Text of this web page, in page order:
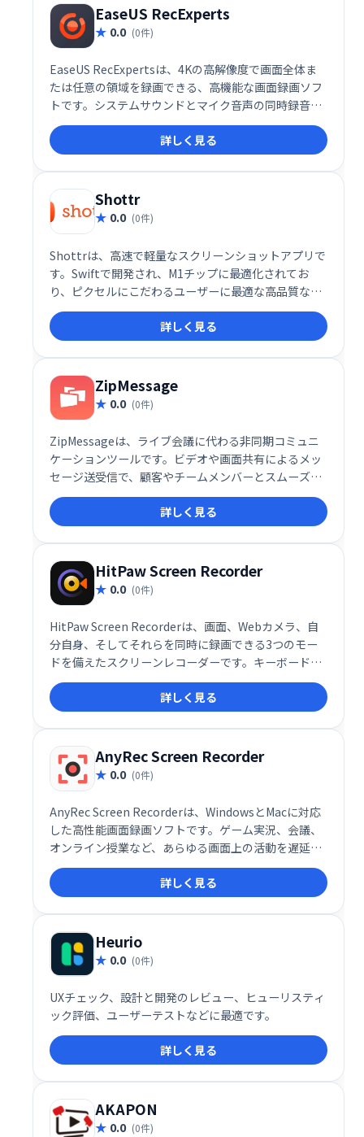
EaseUS RecExperts
0.0 (0件)
EaseUS RecExpertsは、4Kの高解像度で画面全体ま
たは任意の領域を録画できる、高機能な画面録画ソフ
トです。システムサウンドとマイク音声の同時録音、
ウェブカメラ映像の追加も可能です。直感的な操作
で、ゲーム実況やオンライン授業の録画、チュートリ
アルの作成など、様々な用途にご活用いただけます。
詳しく見る
Shottr
0.0 (0件)
Shottrは、高速で軽量なスクリーンショットアプリで
す。Swiftで開発され、M1チップに最適化されてお
り、ピクセルにこだわるユーザーに最適な高品質なス
クリーンショットを簡単に撮影できます。現在、完全
無料でご利用いただけます。
詳しく見る
ZipMessage
0.0 (0件)
ZipMessageは、ライブ会議に代わる非同期コミュニ
ケーションツールです。ビデオや画面共有によるメッ
セージ送受信で、顧客やチームメンバーとスムーズに
連携できます。パーソナライズされたリンクで非同期
会話を開始し、効率的なコミュニケーションを実現し
ます。
詳しく見る
HitPaw Screen Recorder
0.0 (0件)
HitPaw Screen Recorderは、画面、Webカメラ、自
分自身、そしてそれらを同時に録画できる3つのモー
ドを備えたスクリーンレコーダーです。キーボードと
マウス操作も同時にキャプチャ可能。ピップ(Picture-
in-Picture)の位置やサイズも自由に変更でき、モニタ
ーでプレビューしながら録画できます。
詳しく見る
AnyRec Screen Recorder
0.0 (0件)
AnyRec Screen Recorderは、WindowsとMacに対応
した高性能画面録画ソフトです。ゲーム実況、会議、
オンライン授業など、あらゆる画面上の活動を遅延な
く高画質で記録できます。リアルタイム描画やスケジ
ュール録画、マウス操作記録など、豊富な機能で、ス
ムーズな録画体験を提供します。
詳しく見る
Heurio
0.0 (0件)
UXチェック、設計と開発のレビュー、ヒューリスティ
ック評価、ユーザーテストなどに最適です。
詳しく見る
AKAPON
0.0 (0件)